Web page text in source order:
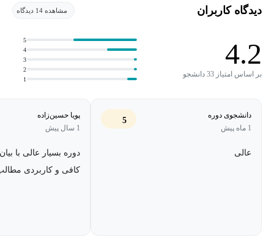
می‌شود. منبع اصلی این درس کتاب جبر خطی آقای گیلبرت استرنگ
***این دوره در پاییز 99 ضبط شده‌است***
دیدگاه کاربران مشاهده 14 دیدگاه
4.2
بر اساس امتیاز 33 دانشجو
1
2
3
4
5
دانشجوی دوره
1 ماه پیش
5
عالی
پویا حسین‌زاده
1 سال پیش
دوره بسیار عالی با
کافی و کاربردی